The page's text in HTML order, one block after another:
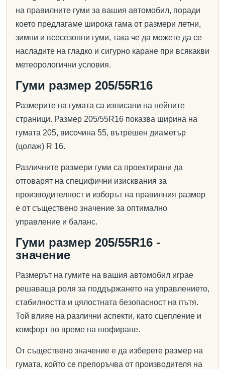
на правилните гуми за вашия автомобил, поради
което предлагаме широка гама от размери летни,
зимни и всесезонни гуми, така че да можете да се
насладите на гладко и сигурно каране при всякакви
метеорологични условия.
Гуми размер 205/55R16
Размерите на гумата са изписани на нейните
страници. Размер 205/55R16 показва ширина на
гумата 205, височина 55, вътрешен диаметър
(цолаж) R 16.
Различните размери гуми са проектирани да
отговарят на специфични изисквания за
производителност и изборът на правилния размер
е от съществено значение за оптимално
управление и баланс.
Гуми размер 205/55R16 -
значение
Размерът на гумите на вашия автомобил играе
решаваща роля за поддържането на управлението,
стабилността и цялостната безопасност на пътя.
Той влияе на различни аспекти, като сцепление и
комфорт по време на шофиране.
От съществено значение е да изберете размер на
гумата, който се препоръчва от производителя на